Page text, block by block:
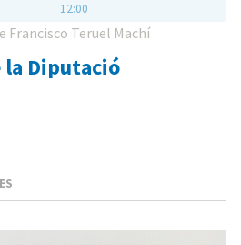
12:00
Francisco Teruel Machí
la Diputació